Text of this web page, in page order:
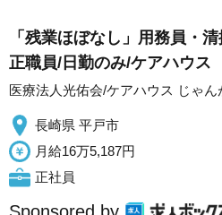
「残業ほぼなし」用務員・
正職員/日勤のみ/ケアハウス
医療法人光佑会/ケアハウス じゃん
長崎県 平戸市
月給16万5,187円
正社員